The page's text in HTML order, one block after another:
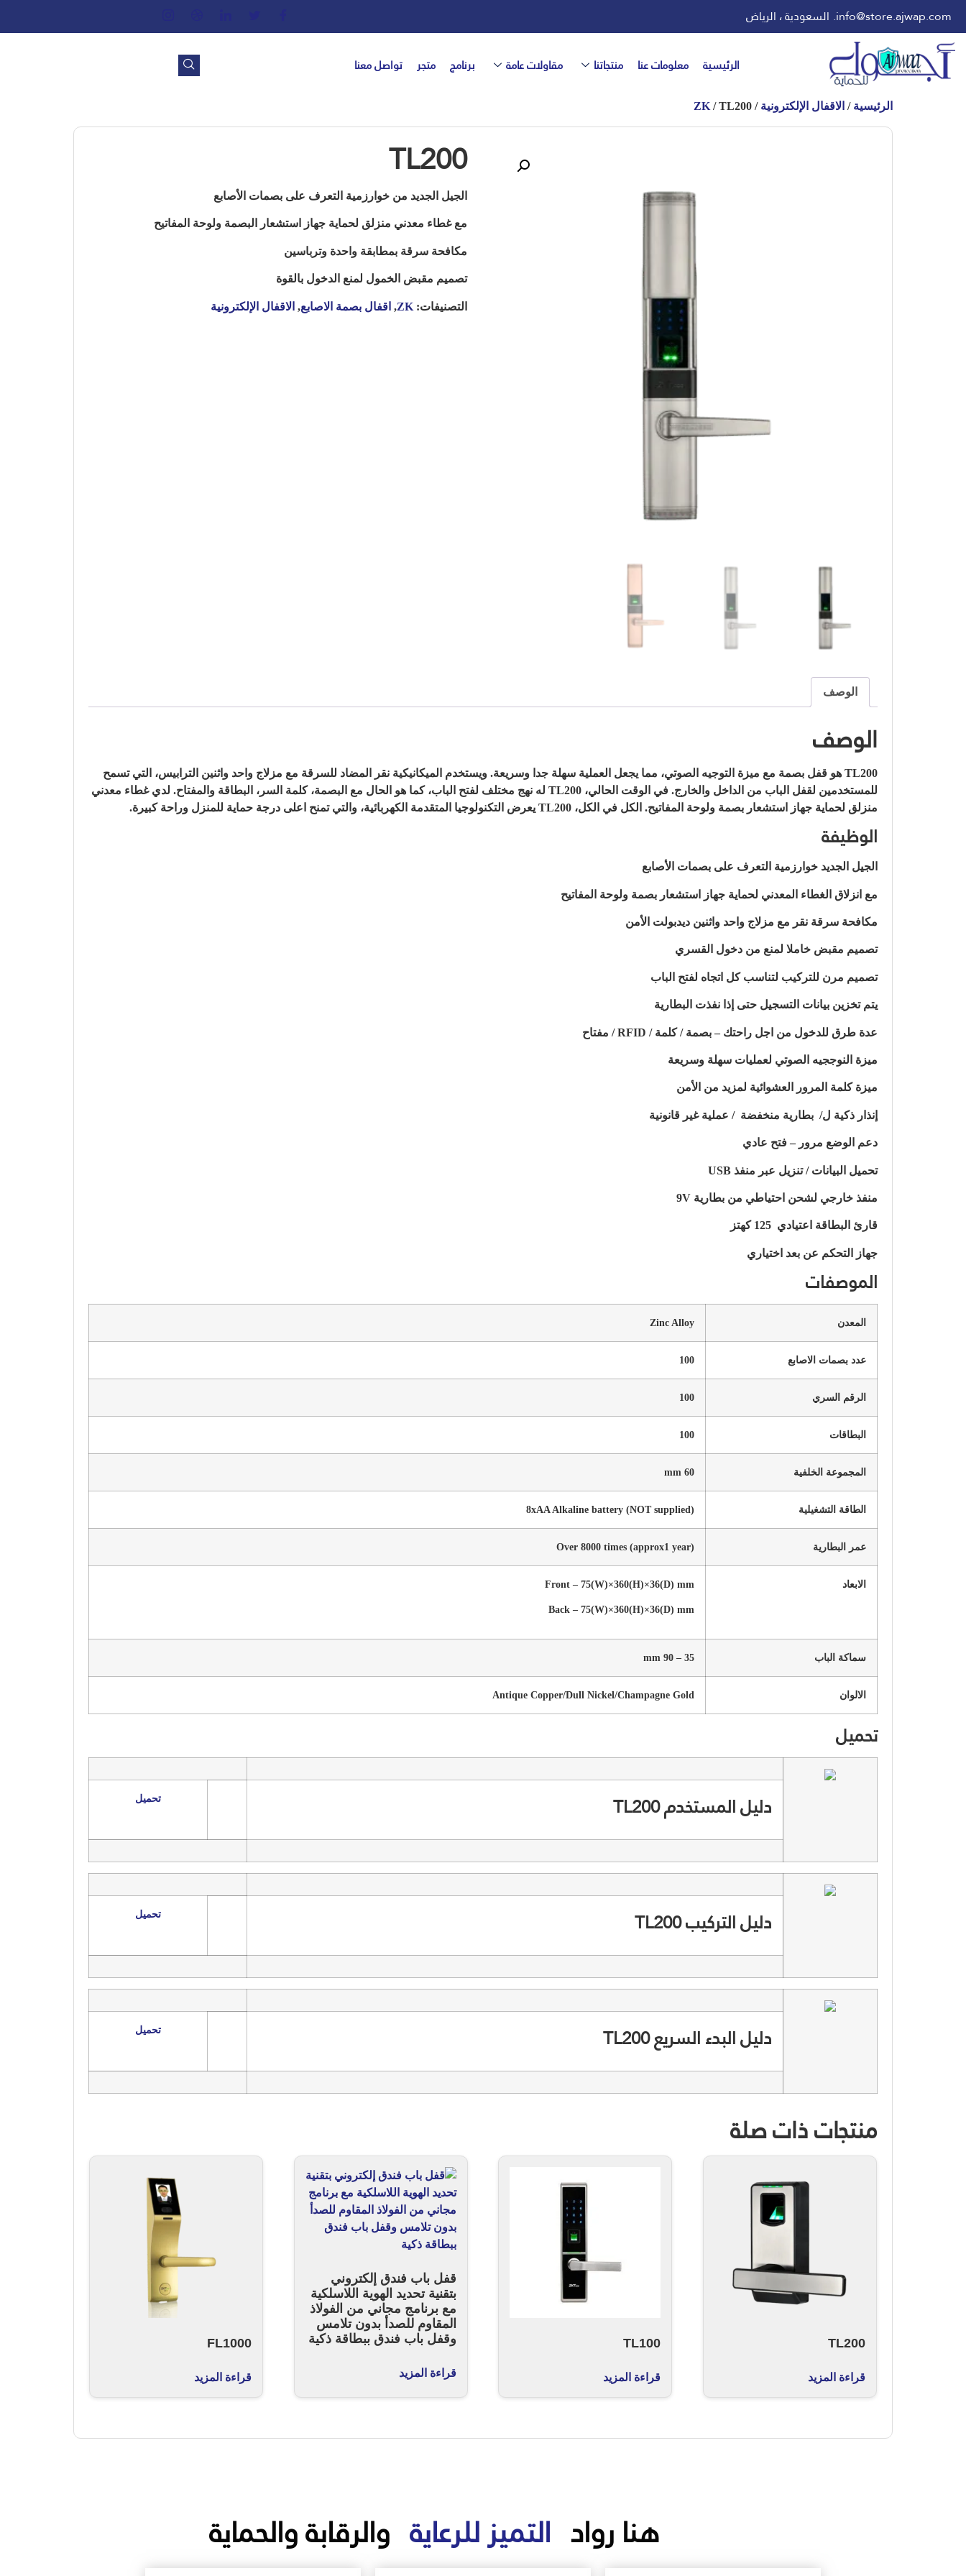
info@store.ajwap.com. السعودية ، الرياض
الرئيسية معلومات عنا منتجاتنا مقاولات عامة برنامج متجر تواصل معنا
الرئيسية / الاقفال الإلكترونية /
ZK / TL200
TL200
الجيل الجديد من خوارزمية التعرف على بصمات الأصابع
مع غطاء معدني منزلق لحماية جهاز استشعار البصمة ولوحة المفاتيح
مكافحة سرقة بمطابقة واحدة وترباسين
تصميم مقبض الخمول لمنع الدخول بالقوة
التصنيفات: ZK
, اقفال بصمة الاصابع, الاقفال الإلكترونية
الوصف
الوصف
TL200 هو قفل بصمة مع ميزة التوجيه الصوتي، مما يجعل العملية سهلة جدا وسريعة. ويستخدم الميكانيكية نقر المضاد للسرقة مع مزلاج واحد واثنين الترابيس، التي تسمح
للمستخدمين لقفل الباب من الداخل والخارج. في الوقت الحالي، TL200 له نهج مختلف لفتح الباب، كما هو الحال مع البصمة، كلمة السر، البطاقة والمفتاح. لدي غطاء معدني
منزلق لحماية جهاز استشعار بصمة ولوحة المفاتيح. الكل في الكل، TL200 يعرض التكنولوجيا المتقدمة الكهربائية، والتي تمنح اعلى درجة حماية للمنزل وراحة كبيرة.
الوظيفة
الجيل الجديد خوارزمية التعرف على بصمات الأصابع
مع انزلاق الغطاء المعدني لحماية جهاز استشعار بصمة ولوحة المفاتيح
مكافحة سرقة نقر مع مزلاج واحد واثنين ديدبولت الأمن
تصميم مقبض خاملا لمنع من دخول القسري
تصميم مرن للتركيب لتناسب كل اتجاه لفتح الباب
يتم تخزين بيانات التسجيل حتى إذا نفذت البطارية
عدة طرق للدخول من اجل راحتك – بصمة / كلمة / RFID / مفتاح
ميزة النوججيه الصوتي لعمليات سهلة وسريعة
ميزة كلمة المرور العشوائية لمزيد من الأمن
إنذار ذكية ل/ بطارية منخفضة / عملية غير قانونية
دعم الوضع مرور – فتح عادي
تحميل البيانات / تنزيل عبر منفذ USB
منفذ خارجي لشحن احتياطي من بطارية 9V
قارئ البطاقة اعتيادي 125 كهتز
جهاز التحكم عن بعد اختياري
الموصفات
المعدن Zinc Alloy
عدد بصمات الاصابع 100
الرقم السري 100
البطاقات 100
المجموعة الخلفية 60 mm
الطاقة التشغيلية 8xAA Alkaline battery (NOT supplied)
عمر البطارية Over 8000 times (approx1 year)
الابعاد Front – 75(W)×360(H)×36(D) mm
Back – 75(W)×360(H)×36(D) mm
سماكة الباب 35 – 90 mm
الالوان Antique Copper/Dull Nickel/Champagne Gold
تحميل
تحميل دليل المستخدم TL200
تحميل دليل التركيب TL200
تحميل دليل البدء السريع TL200
منتجات ذات صلة
TL200
قراءة المزيد
TL100
قراءة المزيد
قفل باب فندق إلكتروني
بتقنية تحديد الهوية اللاسلكية
مع برنامج مجاني من الفولاذ
المقاوم للصدأ بدون تلامس
وقفل باب فندق ببطاقة ذكية
قراءة المزيد
FL1000
قراءة المزيد
هنا رواد التميز للرعاية والرقابة والحماية